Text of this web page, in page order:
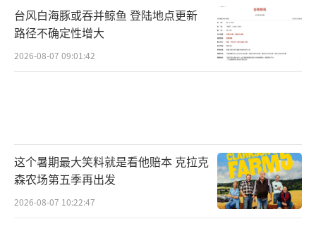
台风白海豚或吞并鲸鱼 登陆地点更新
路径不确定性增大
2026-08-07 09:01:42
这个暑期最大笑料就是看他赔本 克拉克
森农场第五季再出发
2026-08-07 10:22:47